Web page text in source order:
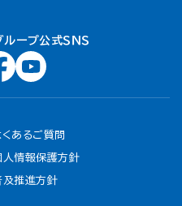
ープ公式ＳＮＳ
くあるご質問
人情報保護方針
及推進方針